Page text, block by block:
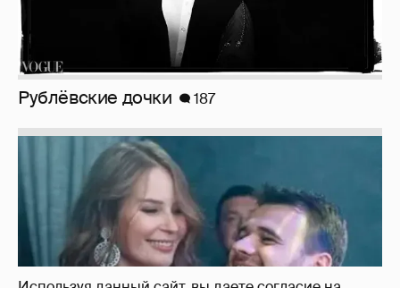
Рублёвские дочки 187